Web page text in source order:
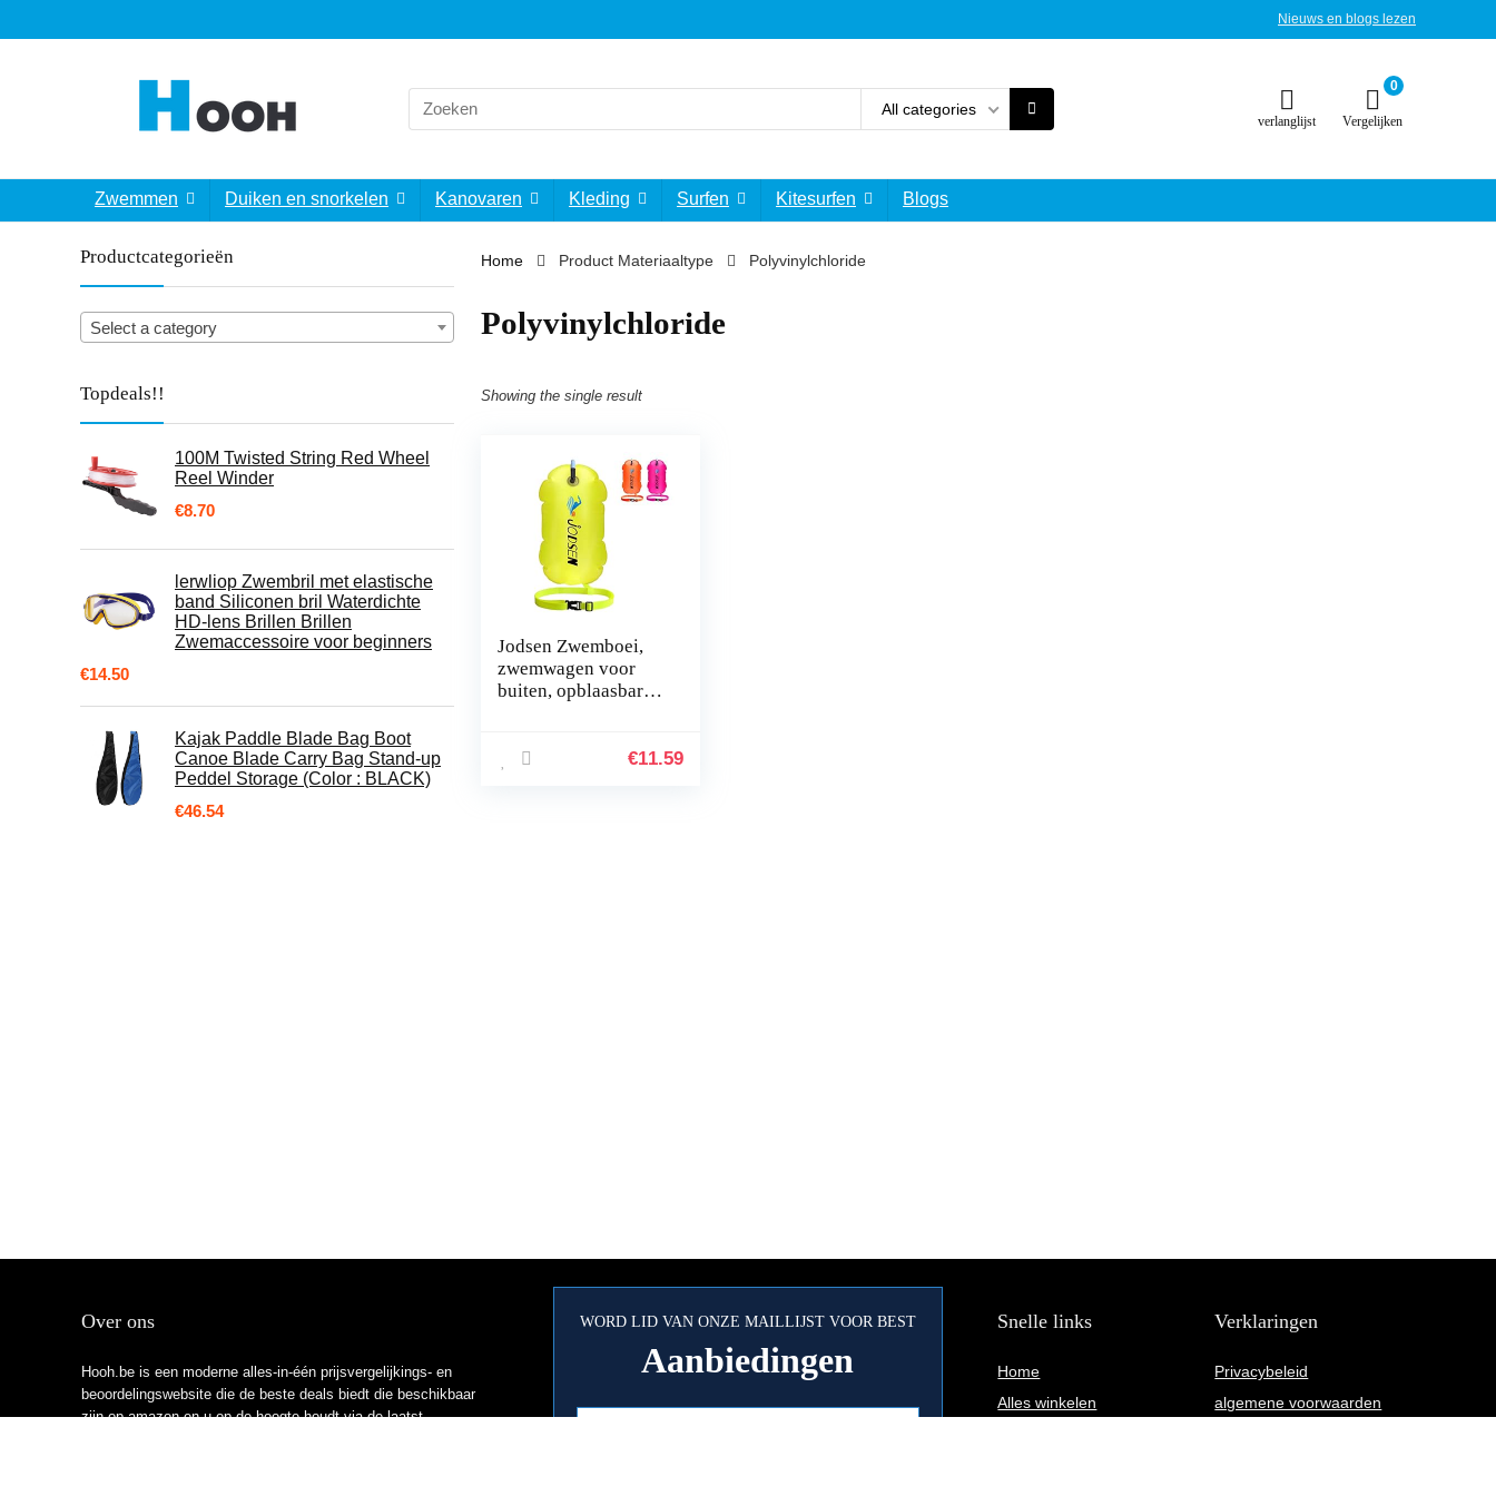
Nieuws en blogs lezen
Search
for:
All categories
verlanglijst
0
Vergelijken
Zwemmen Duiken en snorkelen Kanovaren Kleding Surfen Kitesurfen Blogs
Productcategorieën
Select a category
Topdeals!!
100M Twisted String Red Wheel
Reel Winder
€8.70
lerwliop Zwembril met elastische
band Siliconen bril Waterdichte
HD-lens Brillen Brillen
Zwemaccessoire voor beginners
€14.50
Kajak Paddle Blade Bag Boot
Canoe Blade Carry Bag Stand-up
Peddel Storage (Color : BLACK)
€46.54
Home Product Materiaaltype ‎Polyvinylchloride
‎Polyvinylchloride
Showing the single result
Jodsen Zwemboei,
zwemwagen voor
buiten, opblaasbare
water, triatlon, sport,
€11.59
Over ons
Hooh.be is een moderne alles-in-één prijsvergelijkings- en
beoordelingswebsite die de beste deals biedt die beschikbaar
zijn op amazon en u op de hoogte houdt via de laatst
WORD LID VAN ONZE MAILLIJST VOOR BEST
Aanbiedingen
Snelle links
Home
Alles winkelen
Verklaringen
Privacybeleid
algemene voorwaarden